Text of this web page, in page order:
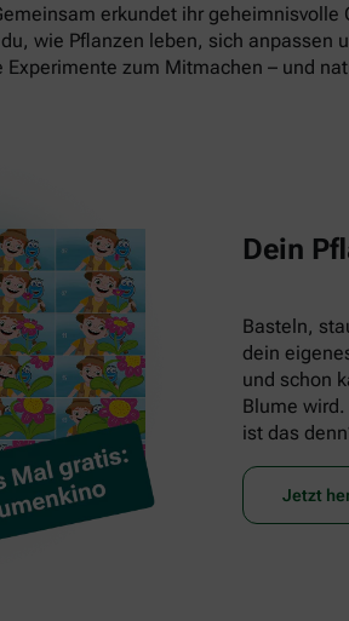
erkundet ihr
wie Pflanzen leben, sich
zum Mitmachen – und
Dein
Basteln,
dein
und schon
Blume
ist das
Jetzt